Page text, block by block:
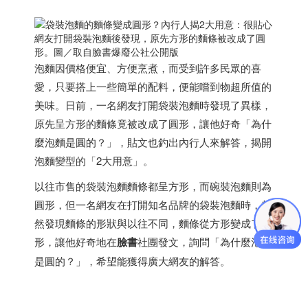
網友打開袋裝泡麵後發現，原先方形的麵條被改成了圓
形。圖／取自臉書爆廢公社公開版
泡麵因價格便宜、方便烹煮，而受到許多民眾的喜
愛，只要搭上一些簡單的配料，便能嚐到物超所值的
美味。日前，一名網友打開袋裝泡麵時發現了異樣，
原先呈方形的麵條竟被改成了圓形，讓他好奇「為什
麼泡麵是圓的？」，貼文也釣出內行人來解答，揭開
泡麵變型的「2大用意」。
以往市售的袋裝泡麵麵條都呈方形，而碗裝泡麵則為
圓形，但一名網友在打開知名品牌的袋裝泡麵時，赫
然發現麵條的形狀與以往不同，麵條從方形變成了圓
形，讓他好奇地在臉書社團發文，詢問「為什麼泡麵
是圓的？」，希望能獲得廣大網友的解答。